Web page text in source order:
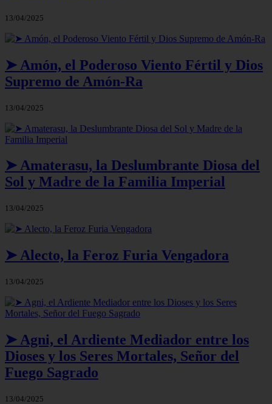
13/04/2025
➤ Amón, el Poderoso Viento Fértil y Dios
Supremo de Amón-Ra
13/04/2025
➤ Amaterasu, la Deslumbrante Diosa del
Sol y Madre de la Familia Imperial
13/04/2025
➤ Alecto, la Feroz Furia Vengadora
13/04/2025
➤ Agni, el Ardiente Mediador entre los
Dioses y los Seres Mortales, Señor del
Fuego Sagrado
13/04/2025